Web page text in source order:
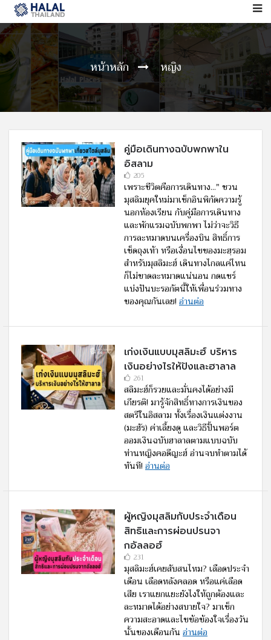
หน้าหลัก หญิง
คู่มือเดินทางฉบับพกพาใน
อิสลาม
205
เพราะชีวิตคือการเดินทาง..." ชวน
มุสลิมยุคใหม่มาเช็กอินพิกัดความรู้
นอกห้องเรียน กับคู่มือการเดินทาง
และพักแรมฉบับพกพา ไม่ว่าจะวิธี
การละหมาดบนเครื่องบิน สิทธิ์การ
เช็ดถุงเท้า หรือเงื่อนไขของมะฮฺรอม
สำหรับมุสลิมะฮ์ เดินทางไกลแค่ไหน
ก็ไม่ขาดละหมาดแน่นอน กดแชร์
แบ่งปันบะรอกัตนี้ให้เพื่อนร่วมทาง
ของคุณกันเลย! อ่านต่อ
เก่งเงินแบบมุสลิมะฮ์ บริหาร
เงินอย่างไรให้ปังและฮาลาล
261
ุสลิมะฮ์ก็รวยและมั่นคงได้อย่างมี
เกียรติ! มารู้จักสิทธิ์ทางการเงินของ
สตรีในอิสลาม ทั้งเรื่องเงินแต่งงาน
(มะฮัร) ค่าเลี้ยงดู และวิธีปั้นพอร์ต
ออมเงินฉบับฮาลาลตามแบบฉบับ
ท่านหญิงคอดีญะฮ์ อ่านจบทำตามได้
ทันที! อ่านต่อ
ผู้หญิงมุสลิมกับประจำเดือน
สิทธิและการผ่อนปรนจา
กอัลลอฮ์
231
มุสลิมะฮ์เคยสับสนไหม? เลือดประจำ
เดือน เลือดหลังคลอด หรือแค่เลือด
เสีย เราแยกแยะยังไงให้ถูกต้องและ
ละหมาดได้อย่างสบายใจ? มาเช็ก
ความสะอาดและไขข้อข้องใจเรื่องวัน
นั้นของเดือนกัน อ่านต่อ